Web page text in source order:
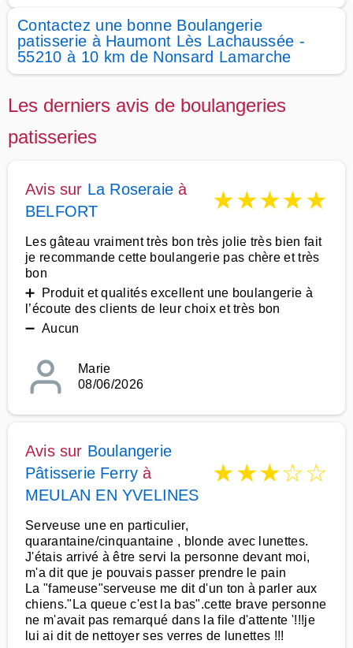
Contactez une bonne Boulangerie
patisserie à Haumont Lès Lachaussée -
55210 à 10 km de Nonsard Lamarche
Les derniers avis de boulangeries
patisseries
Avis sur La Roseraie à
BELFORT
★★★★★
Les gâteau vraiment très bon très jolie très bien fait
je recommande cette boulangerie pas chère et très
bon
➕ Produit et qualités excellent une boulangerie à
l’écoute des clients de leur choix et très bon
➖ Aucun
Marie
08/06/2026
Avis sur Boulangerie
Pâtisserie Ferry à
MEULAN EN YVELINES
★★★☆☆
Serveuse une en particulier,
quarantaine/cinquantaine , blonde avec lunettes.
J'étais arrivé à être servi la personne devant moi,
m'a dit que je pouvais passer prendre le pain
La "fameuse"serveuse me dit d'un ton à parler aux
chiens."La queue c'est la bas".cette brave personne
ne m'avait pas remarqué dans la file d'attente '!!!je
lui ai dit de nettoyer ses verres de lunettes !!!